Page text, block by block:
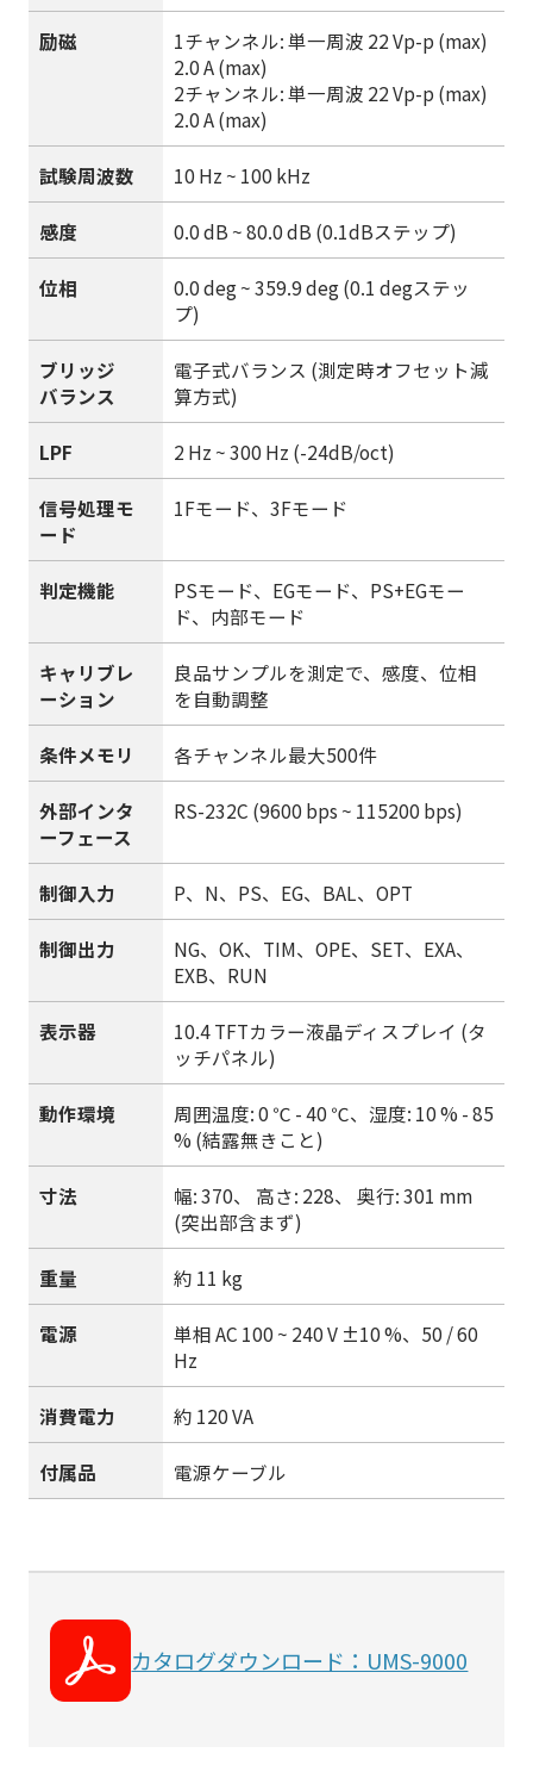
励磁
1チャンネル: 単一周波 22 Vp-p (max)
2.0 A (max)
2チャンネル: 単一周波 22 Vp-p (max)
2.0 A (max)
試験周波数 10 Hz ~ 100 kHz
感度 0.0 dB ~ 80.0 dB (0.1dBステップ)
位相
0.0 deg ~ 359.9 deg (0.1 degステッ
プ)
ブリッジ
バランス
電子式バランス (測定時オフセット減
算方式)
LPF 2 Hz ~ 300 Hz (-24dB/oct)
信号処理モ
ード
1Fモード、3Fモード
判定機能
PSモード、EGモード、PS+EGモー
ド、内部モード
キャリブレ
ーション
良品サンプルを測定で、感度、位相
を自動調整
条件メモリ 各チャンネル最大500件
外部インタ
ーフェース
RS-232C (9600 bps ~ 115200 bps)
制御入力 P、N、PS、EG、BAL、OPT
制御出力
NG、OK、TIM、OPE、SET、EXA、
EXB、RUN
表示器
10.4 TFTカラー液晶ディスプレイ (タ
ッチパネル)
動作環境
周囲温度: 0 ℃ - 40 ℃、湿度: 10 % - 85
% (結露無きこと)
寸法
幅: 370、 高さ: 228、 奥行: 301 mm
(突出部含まず)
重量 約 11 kg
電源
単相 AC 100 ~ 240 V ±10 %、50 / 60
Hz
消費電力 約 120 VA
付属品 電源ケーブル
カタログダウンロード：UMS-9000